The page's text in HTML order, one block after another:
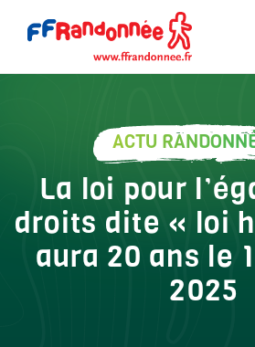
ACTU
La loi pour
droits dite « loi
aura 20 ans le
2025